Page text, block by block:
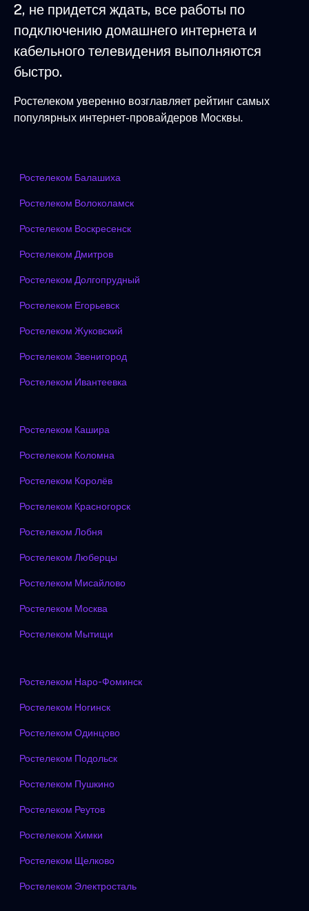
2, не придется ждать, все работы по
подключению домашнего интернета и
кабельного телевидения выполняются
быстро.
Ростелеком уверенно возглавляет рейтинг самых
популярных интернет-провайдеров Москвы.
Ростелеком Балашиха
Ростелеком Волоколамск
Ростелеком Воскресенск
Ростелеком Дмитров
Ростелеком Долгопрудный
Ростелеком Егорьевск
Ростелеком Жуковский
Ростелеком Звенигород
Ростелеком Ивантеевка
Ростелеком Кашира
Ростелеком Коломна
Ростелеком Королёв
Ростелеком Красногорск
Ростелеком Лобня
Ростелеком Люберцы
Ростелеком Мисайлово
Ростелеком Москва
Ростелеком Мытищи
Ростелеком Наро-Фоминск
Ростелеком Ногинск
Ростелеком Одинцово
Ростелеком Подольск
Ростелеком Пушкино
Ростелеком Реутов
Ростелеком Химки
Ростелеком Щелково
Ростелеком Электросталь